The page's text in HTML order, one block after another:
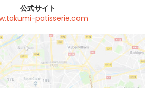
公式サイト
patisserie.com